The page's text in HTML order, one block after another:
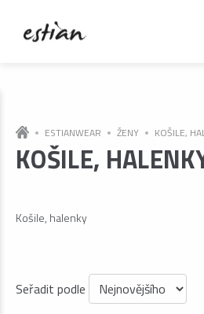
ESTIANWEAR ŽENY KOŠILE,
KOŠILE,
Košile, halenky
Seřadit podle